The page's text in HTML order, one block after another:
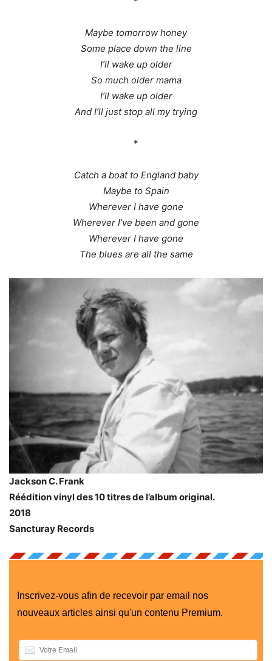
Maybe tomorrow honey
Some place down the line
I’ll wake up older
So much older mama
I’ll wake up older
And I’ll just stop all my trying
*
Catch a boat to England baby
Maybe to Spain
Wherever I have gone
Wherever I’ve been and gone
Wherever I have gone
The blues are all the same
Jackson C. Frank
Réédition vinyl des 10 titres de l’album original.
2018
Sancturay Records
Inscrivez-vous afin de recevoir par email nos
nouveaux articles ainsi qu'un contenu Premium.